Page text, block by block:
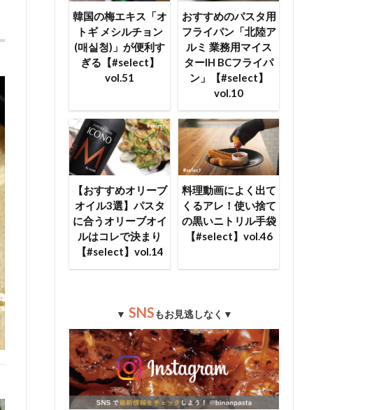
韓国の梅エキス「オ
トギ メシルチョン
(매실청)」が便利す
ぎる【#select】
vol.51
おすすめのパスタ用
フライパン「北陸ア
ルミ 業務用マイス
ターIH BCフライパ
ン」【#select】
vol.10
【おすすめオリーブ
オイル3選】パスタ
に合うオリーブオイ
ルはコレで決まり
【#select】vol.14
料理動画によく出て
くるアレ！使い捨て
の黒いニトリル手袋
【#select】vol.46
▼ SNSもお見逃しなく▼